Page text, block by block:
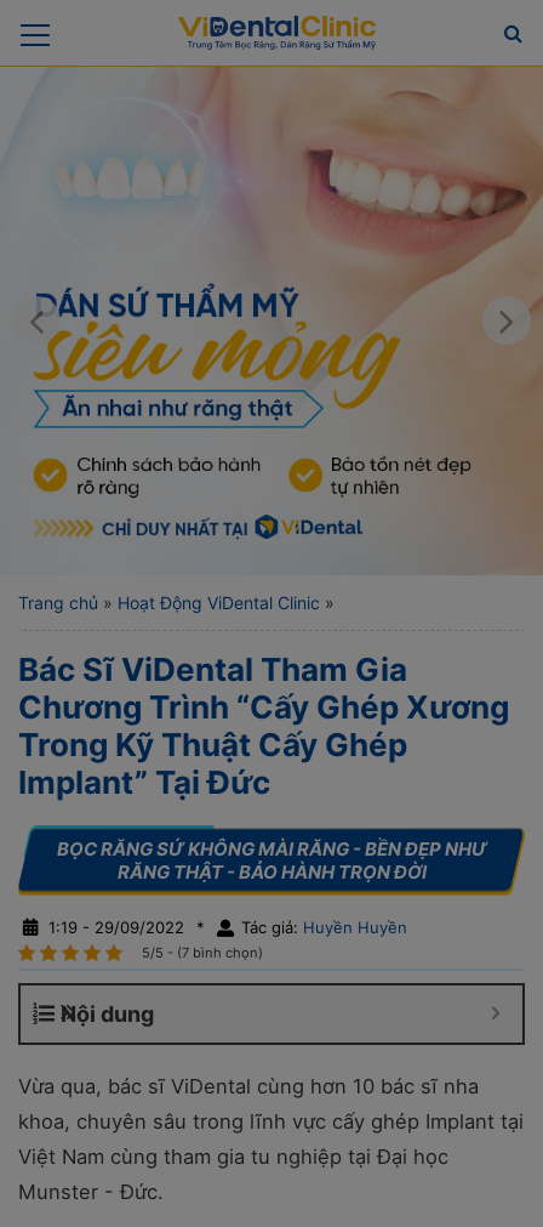
Trang chủ » Hoạt Động ViDental Clinic »
Bác Sĩ ViDental Tham Gia
Chương Trình “Cấy Ghép Xương
Trong Kỹ Thuật Cấy Ghép
Implant” Tại Đức
1:19 - 29/09/2022 * Tác giả: Huyền Huyền
5/5 - (7 bình chọn)
Nội dung
Vừa qua, bác sĩ ViDental cùng hơn 10 bác sĩ nha
khoa, chuyên sâu trong lĩnh vực cấy ghép Implant tại
Việt Nam cùng tham gia tu nghiệp tại Đại học
Munster - Đức.